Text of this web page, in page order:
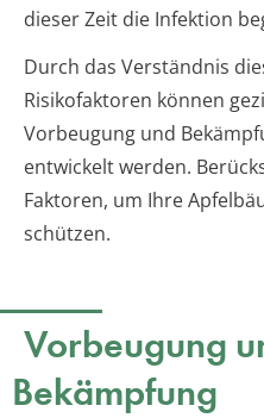
dieser Zeit die Infektion
Durch das Verständnis
Risikofaktoren können
Vorbeugung und
entwickelt werden.
Faktoren, um Ihre
schützen.
Vorbeugung
Bekämpfung